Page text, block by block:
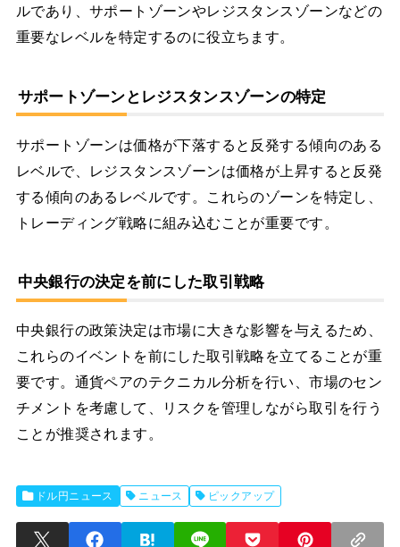
ルであり、サポートゾーンやレジスタンスゾーンなどの
重要なレベルを特定するのに役立ちます。
サポートゾーンとレジスタンスゾーンの特定
サポートゾーンは価格が下落すると反発する傾向のある
レベルで、レジスタンスゾーンは価格が上昇すると反発
する傾向のあるレベルです。これらのゾーンを特定し、
トレーディング戦略に組み込むことが重要です。
中央銀行の決定を前にした取引戦略
中央銀行の政策決定は市場に大きな影響を与えるため、
これらのイベントを前にした取引戦略を立てることが重
要です。通貨ペアのテクニカル分析を行い、市場のセン
チメントを考慮して、リスクを管理しながら取引を行う
ことが推奨されます。
ドル円ニュース ニュース ピックアップ